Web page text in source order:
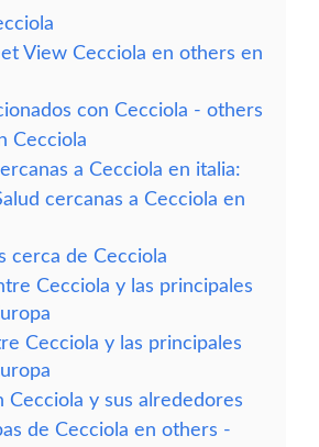
View Cecciola en others en
con Cecciola - others
Cecciola
a Cecciola en italia:
cercanas a Cecciola en
cerca de Cecciola
Cecciola y las principales
Cecciola y las principales
Cecciola y sus alrededores
de Cecciola en others -